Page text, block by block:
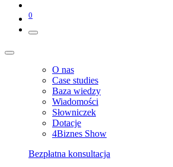
0
O nas
Case studies
Baza wiedzy
Wiadomości
Słowniczek
Dotacje
4Biznes Show
Bezpłatna konsultacja